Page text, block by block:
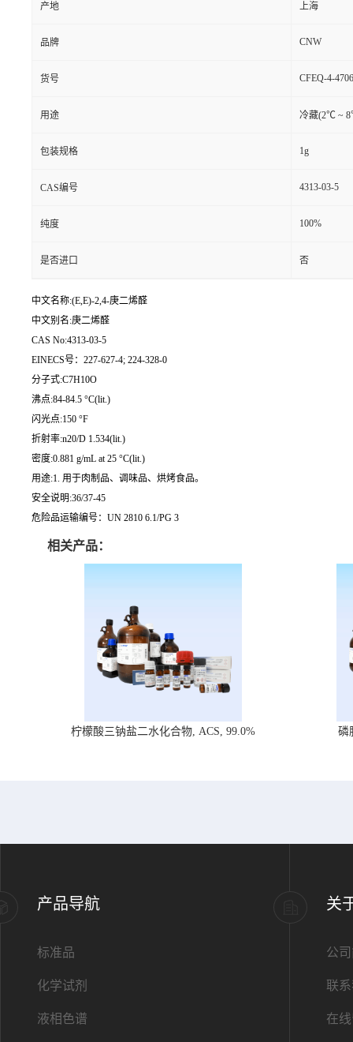
产地 上海
品牌 CNW
货号 CFEQ-4-
用途 冷藏(2℃ ~
包装规格 1g
CAS编号 4313-03-5
纯度 100%
是否进口 否
中文名称:(E,E)-2,4-庚二烯醛
中文别名:庚二烯醛
CAS No:4313-03-5
EINECS号：227-627-4; 224-328-0
分子式:C7H10O
沸点:84-84.5 °C(lit.)
闪光点:150 °F
折射率:n20/D 1.534(lit.)
密度:0.881 g/mL at 25 °C(lit.)
用途:1. 用于肉制品、调味品、烘烤食品。
安全说明:36/37-45
危险品运输编号：UN 2810 6.1/PG 3
相关产品：
柠檬酸三钠盐二水化合物, ACS, 99.0% 磷
产品导航
标准品
化学试剂
液相色谱
关
公
联
在